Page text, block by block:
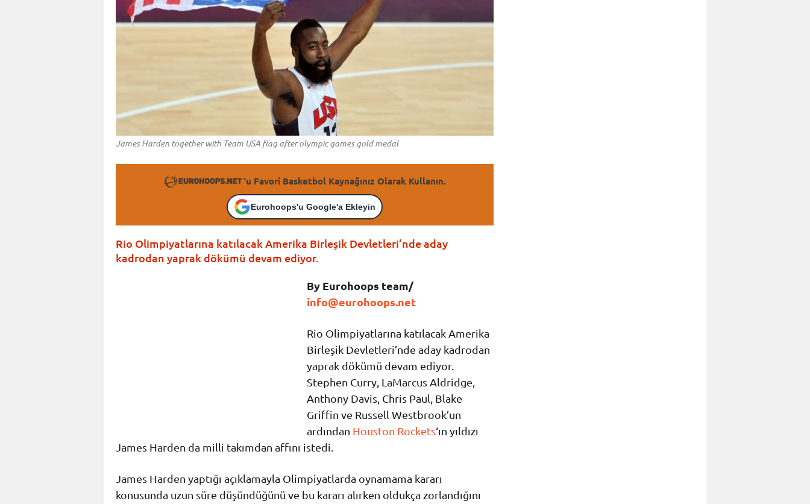
James Harden together with Team USA flag after olympic games gold medal
'u Favori Basketbol Kaynağınız Olarak Kullanın.
Eurohoops'u Google'a Ekleyin
Rio Olimpiyatlarına katılacak Amerika Birleşik Devletleri’nde aday
kadrodan yaprak dökümü devam ediyor.
By Eurohoops team/
info@eurohoops.net
Rio Olimpiyatlarına katılacak Amerika
Birleşik Devletleri’nde aday kadrodan
yaprak dökümü devam ediyor.
Stephen Curry, LaMarcus Aldridge,
Anthony Davis, Chris Paul, Blake
Griffin ve Russell Westbrook’un
ardından Houston Rockets‘ın yıldızı
James Harden da milli takımdan affını istedi.
James Harden yaptığı açıklamayla Olimpiyatlarda oynamama kararı
konusunda uzun süre düşündüğünü ve bu kararı alırken oldukça zorlandığını